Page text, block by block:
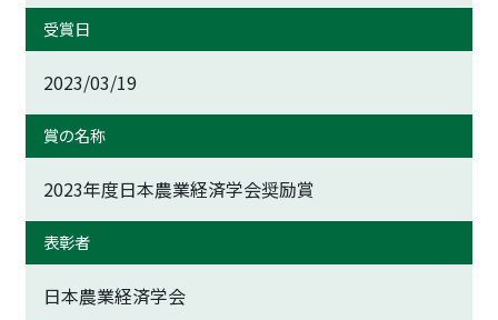
受賞日
2023/03/19
賞の名称
2023年度日本農業経済学会奨励賞
表彰者
日本農業経済学会